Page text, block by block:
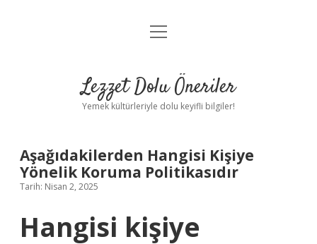
Anasayfa
Yasal Uyarı
menüyü
Lezzet Dolu Öneriler
Yemek kültürleriyle dolu keyifli bilgiler!
Aşağıdakilerden Hangisi Kişiye
Yönelik Koruma Politikasıdır
Tarih: Nisan 2, 2025
Hangisi kişiye